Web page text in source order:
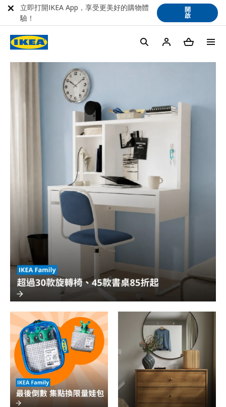
立即打開IKEA App，享受更美好的購物體
驗！
開
啟